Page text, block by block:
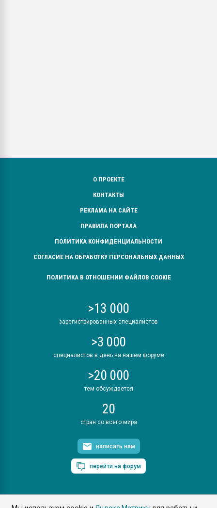
О ПРОЕКТЕ
КОНТАКТЫ
РЕКЛАМА НА САЙТЕ
ПРАВИЛА ПОРТАЛА
ПОЛИТИКА КОНФИДЕНЦИАЛЬНОСТИ
СОГЛАСИЕ НА ОБРАБОТКУ ПЕРСОНАЛЬНЫХ ДАННЫХ
ПОЛИТИКА В ОТНОШЕНИИ ФАЙЛОВ COOKIE
>13 000
зарегистрированных специалистов
>3 000
специалистов в день на нашем форуме
>20 000
тем обсуждается
20
стран со всего мира
написать нам
перейти на форум